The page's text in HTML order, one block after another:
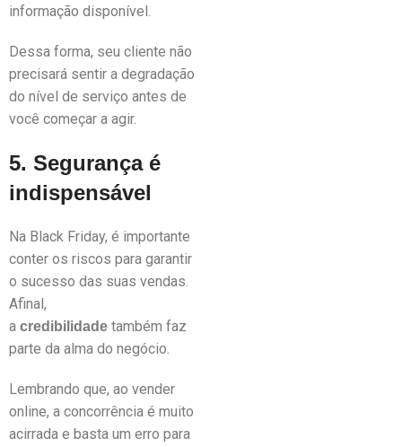
informação disponível.
Dessa forma, seu cliente não
precisará sentir a degradação
do nível de serviço antes de
você começar a agir.
5. Segurança é
indispensável
Na Black Friday, é importante
conter os riscos para garantir
o sucesso das suas vendas.
Afinal,
a credibilidade também faz
parte da alma do negócio.
Lembrando que, ao vender
online, a concorrência é muito
acirrada e basta um erro para